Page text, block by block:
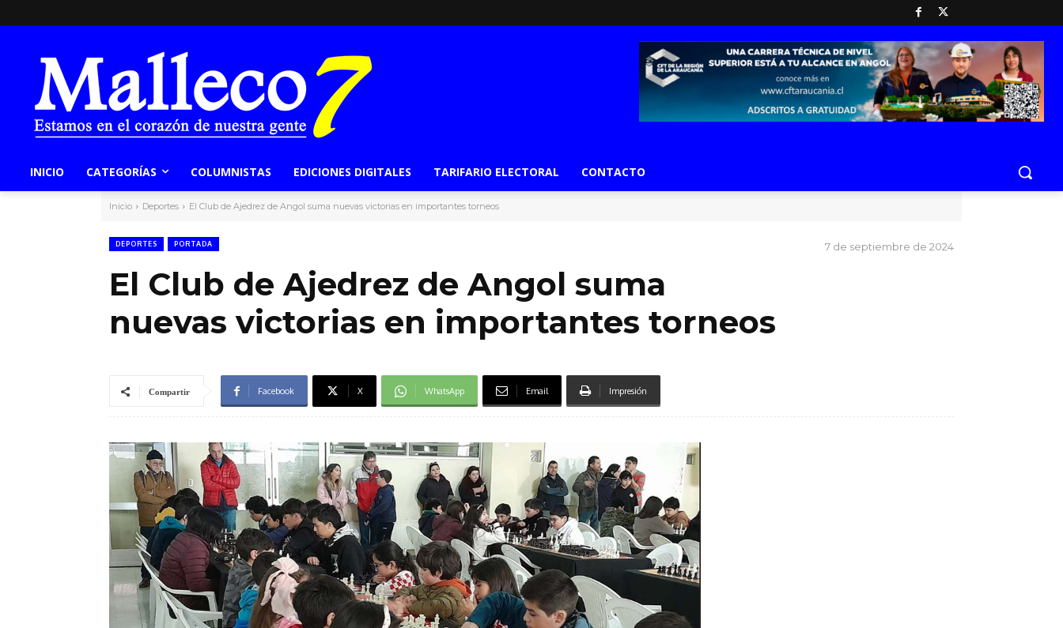
INICIO CATEGORÍAS COLUMNISTAS EDICIONES DIGITALES TARIFARIO ELECTORAL CONTACTO
Inicio Deportes El Club de Ajedrez de Angol suma nuevas victorias en importantes torneos
DEPORTES PORTADA 7 de septiembre de 2024
El Club de Ajedrez de Angol suma
nuevas victorias en importantes torneos
Compartir Facebook X WhatsApp Email Impresión